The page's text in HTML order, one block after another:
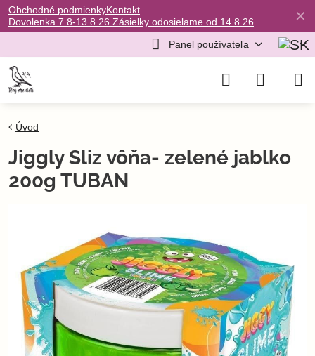
✕
Obchodné podmienkyKontakt
Dovolenka 7.8-13.8.26 Zásielky odosielame od 14.8.26
Panel používateľa
Úvod
Jiggly Sliz vôňa- zelené jablko
200g TUBAN